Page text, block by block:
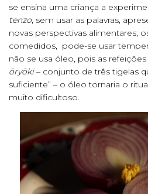
se ensina uma criança a
tenzo, sem usar as palavras,
novas perspectivas alimentares;
comedidos, pode-se usar
não se usa óleo, pois as
ōryōki– conjunto de três tigelas
suficiente” – o óleo tornaria o
muito dificultoso.